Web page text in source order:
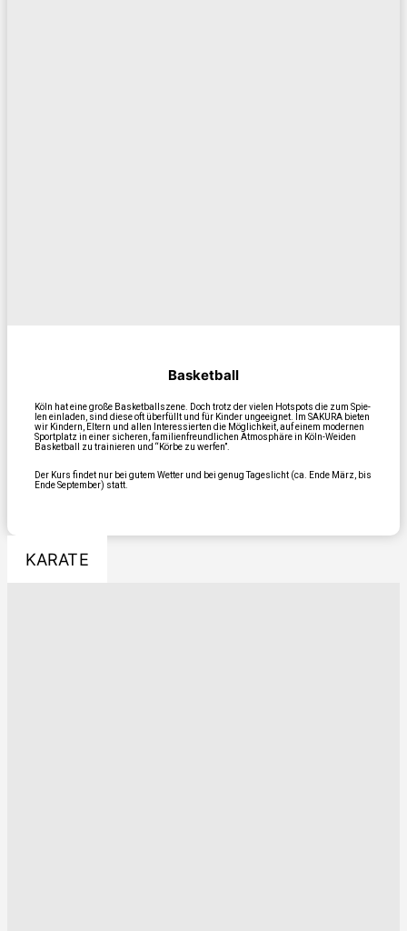
Bas­ket­ball
Köln hat eine gro­ße Bas­ket­ball­sze­ne. Doch trotz der vie­len Hot­spots die zum Spie­
len ein­la­den, sind die­se oft über­füllt und für Kin­der unge­eig­net. Im SAKURA bie­ten
wir Kin­dern, Eltern und allen Inter­es­sier­ten die Mög­lich­keit, auf einem moder­nen
Sport­platz in einer siche­ren, fami­li­en­freund­li­chen Atmo­sphä­re in Köln-Wei­den
Bas­ket­ball zu trai­nie­ren und “Kör­be zu wer­fen”.
Der Kurs fin­det nur bei gutem Wet­ter und bei genug Tages­licht (ca. Ende März, bis
Ende Sep­tem­ber) statt.
KARATE